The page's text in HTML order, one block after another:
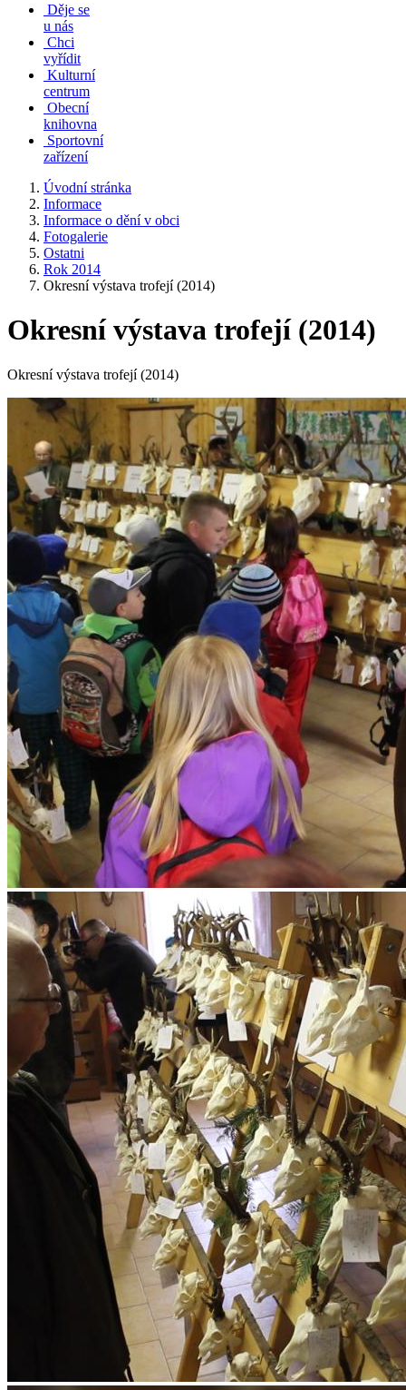
Děje se
u nás
Chci
vyřídit
Kulturní
centrum
Obecní
knihovna
Sportovní
zařízení
Úvodní stránka
Informace
Informace o dění v obci
Fotogalerie
Ostatni
Rok 2014
Okresní výstava trofejí (2014)
Okresní výstava trofejí (2014)
Okresní výstava trofejí (2014)